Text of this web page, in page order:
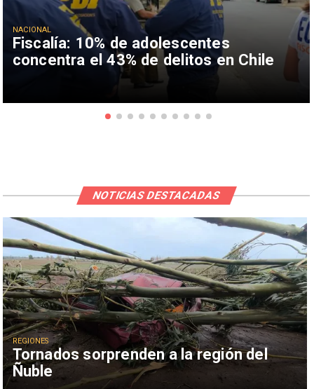
Fiscalía: 10% de adolescentes
concentra el 43% de delitos en Chile
NACIONAL
Tornados sorprenden a la región del
Ñuble
REGIONES
NOTICIAS DESTACADAS